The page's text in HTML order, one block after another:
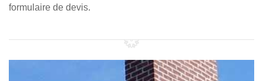
formulaire de devis.